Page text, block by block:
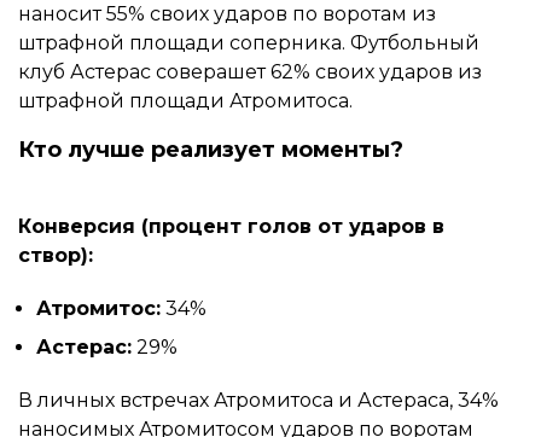
наносит 55% своих ударов по воротам из
штрафной площади соперника. Футбольный
клуб Астерас соверашет 62% своих ударов из
штрафной площади Атромитоса.
Кто лучше реализует моменты?
Конверсия (процент голов от ударов в
створ):
Атромитос: 34%
Астерас: 29%
В личных встречах Атромитоса и Астераса, 34%
наносимых Атромитосом ударов по воротам